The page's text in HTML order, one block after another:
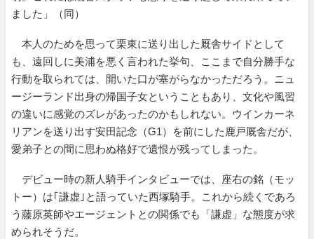
ました」（同）
本人のためを思って栗東に送り出した厩舎サイドとして
も、遠回しに美浦を悪く言われた挙句、ここまで自分勝手な
行動を取られては、開いた口が塞がらなかっただろう。ニュ
ージーランド出身の帰国子女ということもあり、文化や風習
の違いに感覚のズレがあったのかもしれない。ウインカーネ
リアンを送り出す安田記念（G1）を前にした鹿戸厩舎だが、
愛弟子との間に思わぬ格好で遺恨が残ってしまった。
デビュー時の新人騎手インタビューでは、座右の銘（モッ
トー）は｢謙虚｣と語っていた西塚騎手。これから続くであろ
う藤原英師やエージェントとの関係でも「謙虚」な態度が求
められそうだ。